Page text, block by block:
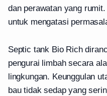
dan perawatan yang
untuk mengatasi
Septic tank Bio Rich
pengurai limbah secara
lingkungan. Keunggulan
bau tidak sedap yang